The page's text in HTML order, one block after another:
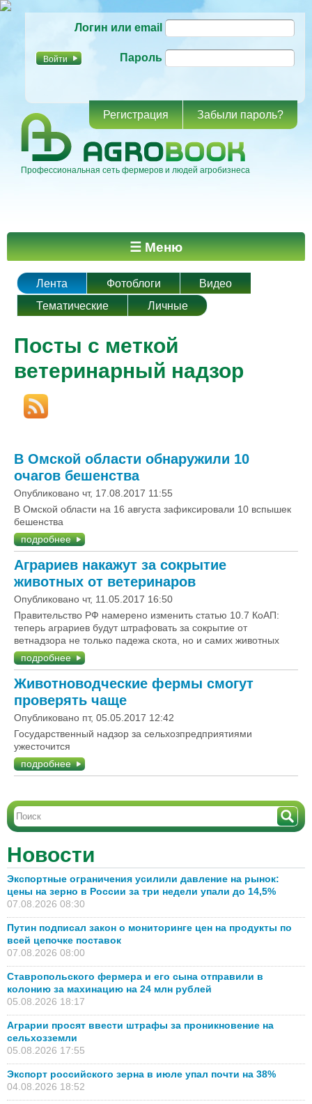
основному
Логин или email
Пароль
Регистрация Забыли пароль?
Профессиональная сеть фермеров и людей агробизнеса
Главное меню ☰ Меню
Лента Фотоблоги
Видео
Тематические
Личные
Посты с меткой
ветеринарный надзор
В Омской области обнаружили 10
очагов бешенства
Опубликовано чт, 17.08.2017 11:55
В Омской области на 16 августа зафиксировали 10 вспышек
бешенства
подробнее
Аграриев накажут за сокрытие
животных от ветеринаров
Опубликовано чт, 11.05.2017 16:50
Правительство РФ намерено изменить статью 10.7 КоАП:
теперь аграриев будут штрафовать за сокрытие от
ветнадзора не только падежа скота, но и самих животных
подробнее
Животноводческие фермы смогут
проверять чаще
Опубликовано пт, 05.05.2017 12:42
Государственный надзор за сельхозпредприятиями
ужесточится
подробнее
Новости
Экспортные ограничения усилили давление на рынок:
цены на зерно в России за три недели упали до 14,5%
07.08.2026 08:30
Путин подписал закон о мониторинге цен на продукты по
всей цепочке поставок
07.08.2026 08:00
Ставропольского фермера и его сына отправили в
колонию за махинацию на 24 млн рублей
05.08.2026 18:17
Аграрии просят ввести штрафы за проникновение на
сельхозземли
05.08.2026 17:55
Экспорт российского зерна в июле упал почти на 38%
04.08.2026 18:52